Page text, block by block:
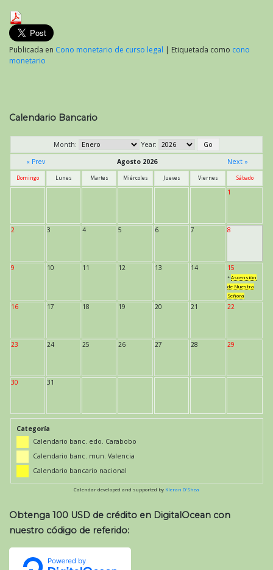
Publicada en Cono monetario de curso legal | Etiquetada como cono
monetario
Calendario Bancario
Month:
Year:
« Prev
Agosto 2026 Next »
Domingo Lunes Martes Miércoles Jueves Viernes Sábado
1
2 3 4 5 6 7 8
9 10 11 12 13 14 15
* Ascensión
de Nuestra
Señora
16 17 18 19 20 21 22
23 24 25 26 27 28 29
30 31
Categoría
Calendario banc. edo. Carabobo
Calendario banc. mun. Valencia
Calendario bancario nacional
Calendar developed and supported by Kieran O'Shea
Obtenga 100 USD de crédito en DigitalOcean con
nuestro código de referido: